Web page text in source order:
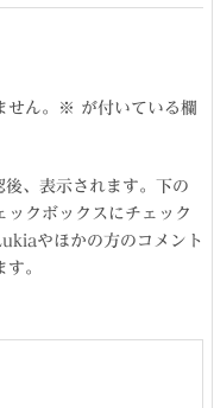
ん。 ※ が付いている欄
、表示されます。下の
ックボックスにチェック
やほかの方のコメント
。